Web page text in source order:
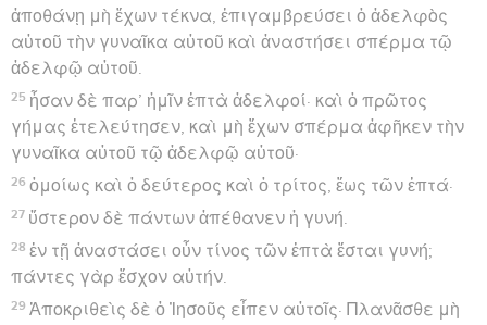
ἀποθάνῃ μὴ ἔχων τέκνα, ἐπιγαμβρεύσει ὁ ἀδελφὸς
αὐτοῦ τὴν γυναῖκα αὐτοῦ καὶ ἀναστήσει σπέρμα τῷ
ἀδελφῷ αὐτοῦ.
25 ἦσαν δὲ παρ’ ἡμῖν ἑπτὰ ἀδελφοί· καὶ ὁ πρῶτος
γήμας ἐτελεύτησεν, καὶ μὴ ἔχων σπέρμα ἀφῆκεν τὴν
γυναῖκα αὐτοῦ τῷ ἀδελφῷ αὐτοῦ·
26 ὁμοίως καὶ ὁ δεύτερος καὶ ὁ τρίτος, ἕως τῶν ἑπτά·
27 ὕστερον δὲ πάντων ἀπέθανεν ἡ γυνή.
28 ἐν τῇ ἀναστάσει οὖν τίνος τῶν ἑπτὰ ἔσται γυνή;
πάντες γὰρ ἔσχον αὐτήν.
29 Ἀποκριθεὶς δὲ ὁ Ἰησοῦς εἶπεν αὐτοῖς· Πλανᾶσθε μὴ